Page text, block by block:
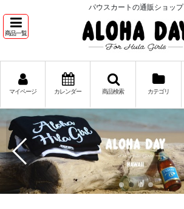
パウスカートの通販ショップ
商品一覧
マイページ カレンダー 商品検索 カテゴリ